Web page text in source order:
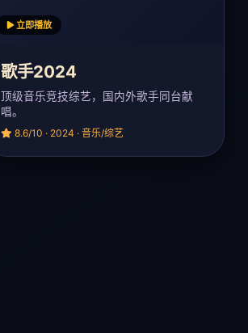
立即播放
歌手2024
顶级音乐竞技综艺，国内外歌手同台献
唱。
8.6/10 · 2024 · 音乐/综艺